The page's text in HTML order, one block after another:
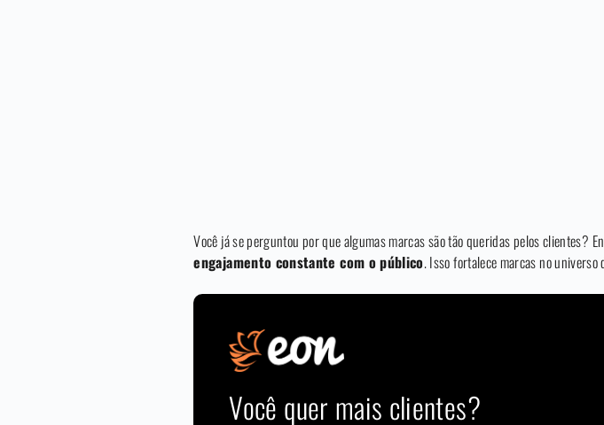
Você já se perguntou por que algumas marcas são tão queridas pelos clientes?
engajamento constante com o público. Isso fortalece marcas no universo
Você quer mais clientes?